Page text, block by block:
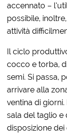
accennato –
possibile,
attività
Il ciclo
cocco e torba,
semi. Si passa,
arrivare alla
ventina di
sala del taglio e
disposizione